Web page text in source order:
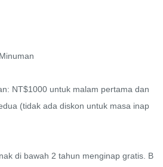
NT$1000 untuk malam pertama dan
(tidak ada diskon untuk masa inap
di bawah 2 tahun menginap gratis. B